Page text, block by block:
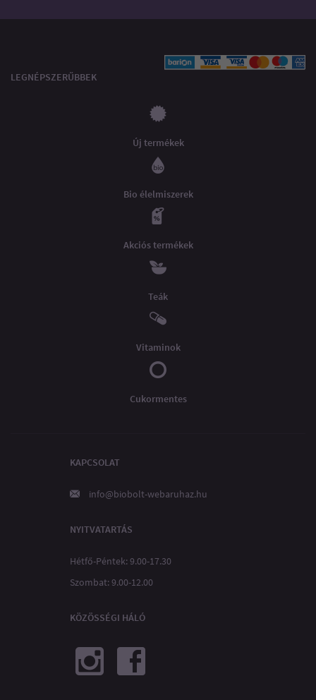
LEGNÉPSZERŰBBEK
Új termékek
Bio élelmiszerek
Akciós termékek
Teák
Vitaminok
Cukormentes
KAPCSOLAT
info@biobolt-webaruhaz.hu
NYITVATARTÁS
Hétfő-Péntek: 9.00-17.30
Szombat: 9.00-12.00
KÖZÖSSÉGI HÁLÓ